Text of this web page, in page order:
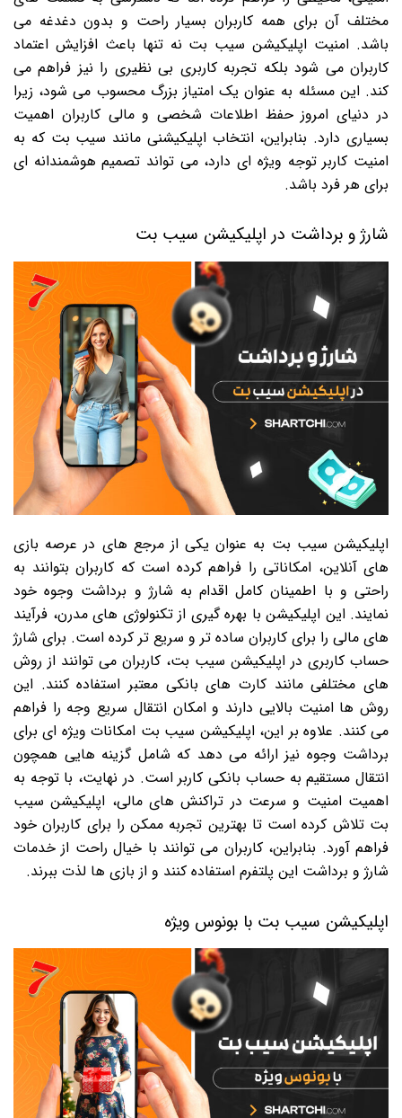
مختلف آن برای همه کاربران بسیار راحت و بدون دغدغه می
باشد. امنیت اپلیکیشن سیب بت نه تنها باعث افزایش اعتماد
کاربران می شود بلکه تجربه کاربری بی نظیری را نیز فراهم می
کند. این مسئله به عنوان یک امتیاز بزرگ محسوب می شود، زیرا
در دنیای امروز حفظ اطلاعات شخصی و مالی کاربران اهمیت
بسیاری دارد. بنابراین، انتخاب اپلیکیشنی مانند سیب بت که به
امنیت کاربر توجه ویژه ای دارد، می تواند تصمیم هوشمندانه ای
برای هر فرد باشد.
شارژ و برداشت در اپلیکیشن سیب بت
اپلیکیشن سیب بت به عنوان یکی از مرجع های در عرصه بازی
های آنلاین، امکاناتی را فراهم کرده است که کاربران بتوانند به
راحتی و با اطمینان کامل اقدام به شارژ و برداشت وجوه خود
نمایند. این اپلیکیشن با بهره گیری از تکنولوژی های مدرن، فرآیند
های مالی را برای کاربران ساده تر و سریع تر کرده است. برای شارژ
حساب کاربری در اپلیکیشن سیب بت، کاربران می توانند از روش
های مختلفی مانند کارت های بانکی معتبر استفاده کنند. این
روش ها امنیت بالایی دارند و امکان انتقال سریع وجه را فراهم
می کنند. علاوه بر این، اپلیکیشن سیب بت امکانات ویژه ای برای
برداشت وجوه نیز ارائه می دهد که شامل گزینه هایی همچون
انتقال مستقیم به حساب بانکی کاربر است. در نهایت، با توجه به
اهمیت امنیت و سرعت در تراکنش های مالی، اپلیکیشن سیب
بت تلاش کرده است تا بهترین تجربه ممکن را برای کاربران خود
فراهم آورد. بنابراین، کاربران می توانند با خیال راحت از خدمات
شارژ و برداشت این پلتفرم استفاده کنند و از بازی ها لذت ببرند.
اپلیکیشن سیب بت با بونوس ویژه